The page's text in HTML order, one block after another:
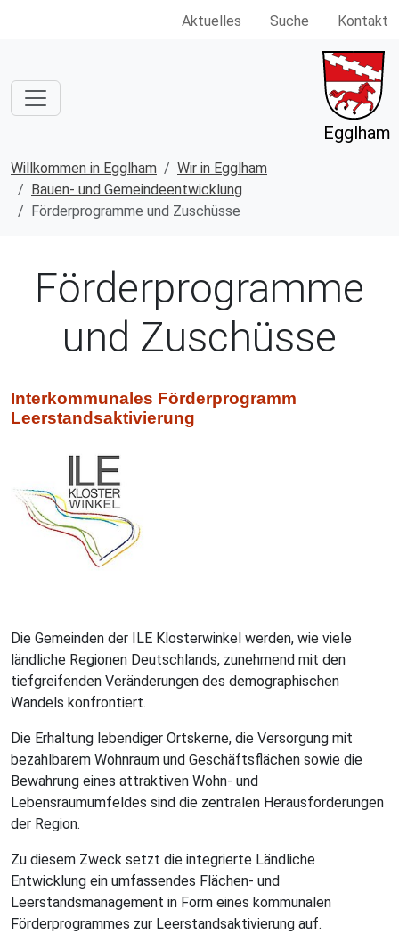
Aktuelles Suche Kontakt
Egglham
Willkommen in Egglham
Wir in Egglham
Bauen- und Gemeindeentwicklung
Förderprogramme und Zuschüsse
Förderprogramme
und Zuschüsse
Interkommunales Förderprogramm
Leerstandsaktivierung
Die Gemeinden der ILE Klosterwinkel werden, wie viele
ländliche Regionen Deutschlands, zunehmend mit den
tiefgreifenden Veränderungen des demographischen
Wandels konfrontiert.
Die Erhaltung lebendiger Ortskerne, die Versorgung mit
bezahlbarem Wohnraum und Geschäftsflächen sowie die
Bewahrung eines attraktiven Wohn- und
Lebensraumumfeldes sind die zentralen Herausforderungen
der Region.
Zu diesem Zweck setzt die integrierte Ländliche
Entwicklung ein umfassendes Flächen- und
Leerstandsmanagement in Form eines kommunalen
Förderprogrammes zur Leerstandsaktivierung auf.